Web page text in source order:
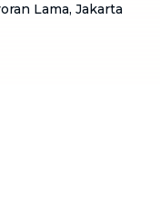
Lama, Jakarta